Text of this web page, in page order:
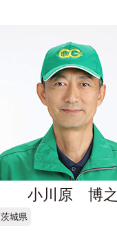
小川原 博之
茨城県